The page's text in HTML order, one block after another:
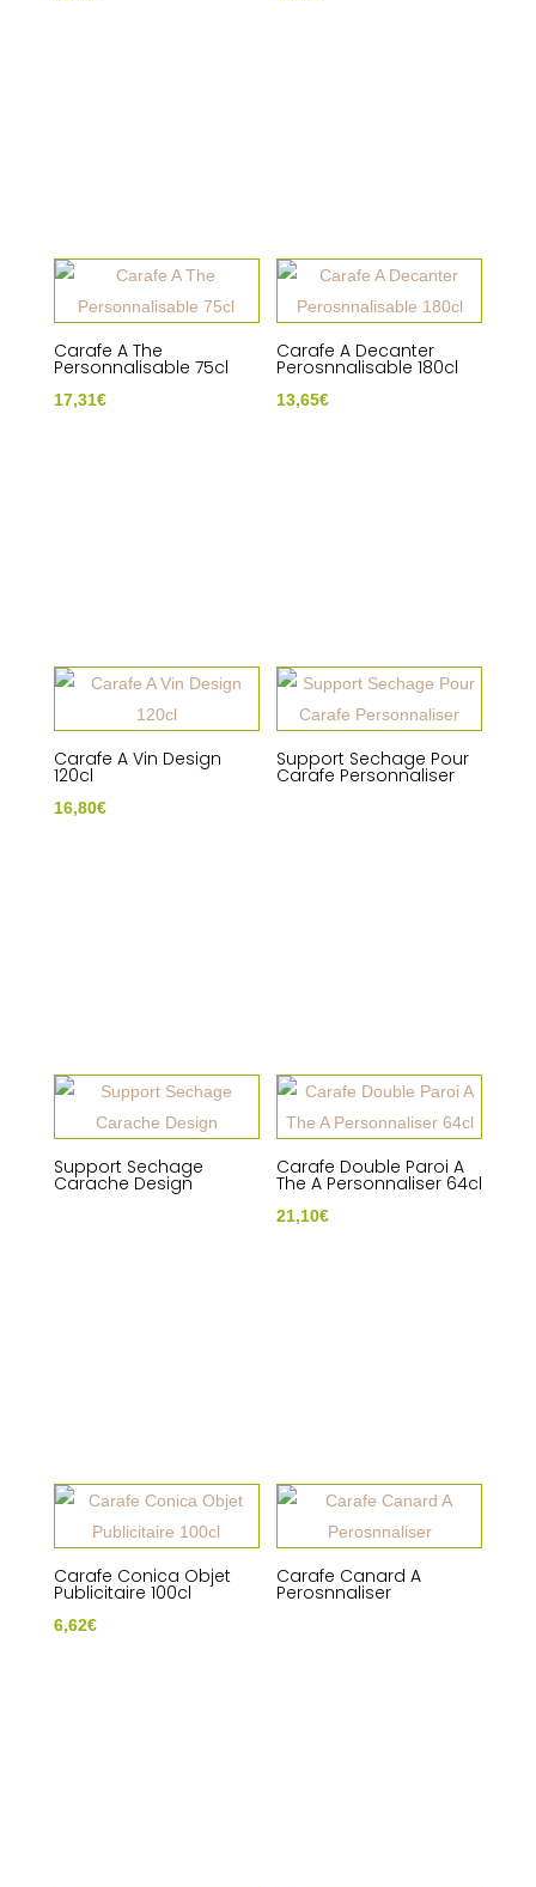
Carafe A The
Personnalisable 75cl
17,31€
Carafe A Decanter
Perosnnalisable 180cl
13,65€
Carafe A Vin Design
120cl
16,80€
Support Sechage Pour
Carafe Personnaliser
Support Sechage
Carache Design
Carafe Double Paroi A
The A Personnaliser 64cl
21,10€
Carafe Conica Objet
Publicitaire 100cl
6,62€
Carafe Canard A
Perosnnaliser